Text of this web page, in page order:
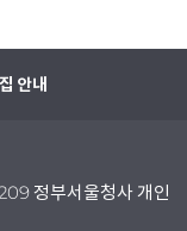
안내
정부서울청사 개인